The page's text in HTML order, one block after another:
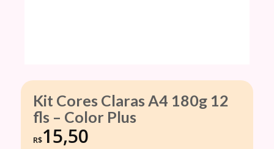
Kit Cores Claras A4 180g 12
fls – Color Plus
R$15,50